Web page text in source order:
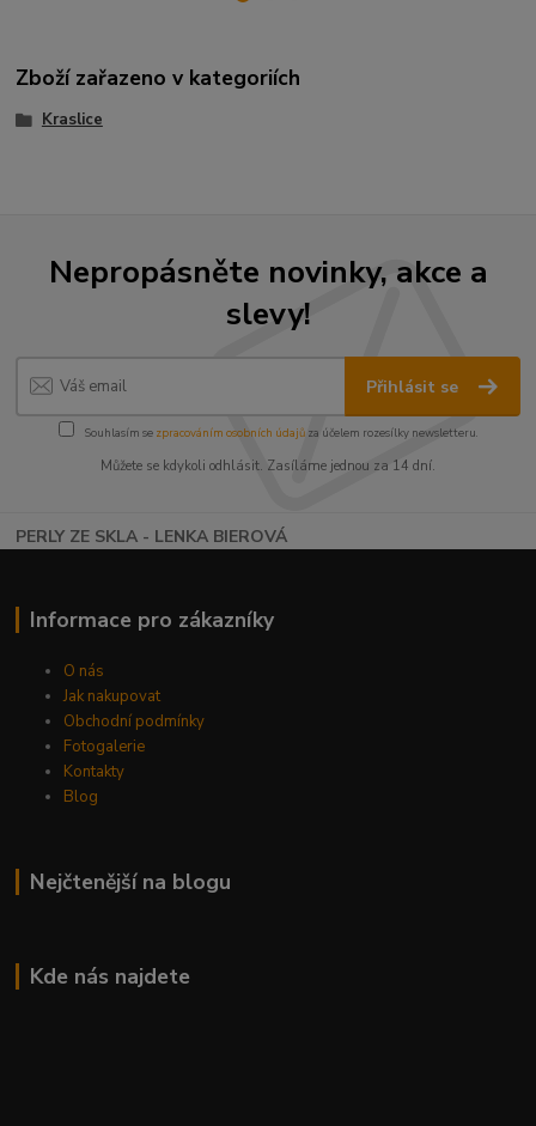
Zboží zařazeno v kategoriích
Kraslice
Nepropásněte novinky, akce a
slevy!
Přihlásit se
Souhlasím se zpracováním osobních údajůza účelem rozesílky newsletteru.
Můžete se kdykoli odhlásit. Zasíláme jednou za 14 dní.
PERLY ZE SKLA - LENKA BIEROVÁ
Informace pro zákazníky
O nás
Jak nakupovat
Obchodní podmínky
Fotogalerie
Kontakty
Blog
Nejčtenější na blogu
Kde nás najdete